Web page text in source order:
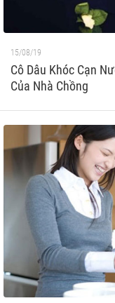
15/08/19
Cô Dâu Khóc Cạn
Của Nhà Chồng